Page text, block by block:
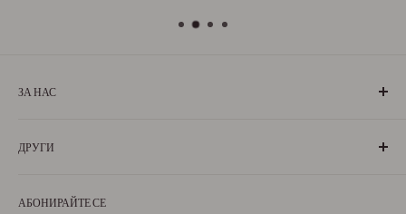
ЗА НАС
са живели извън границите на България. Екипът ни се
милеещи за нея.
ДРУГИ
Условия за ползване
АБОНИРАЙТЕ СЕ